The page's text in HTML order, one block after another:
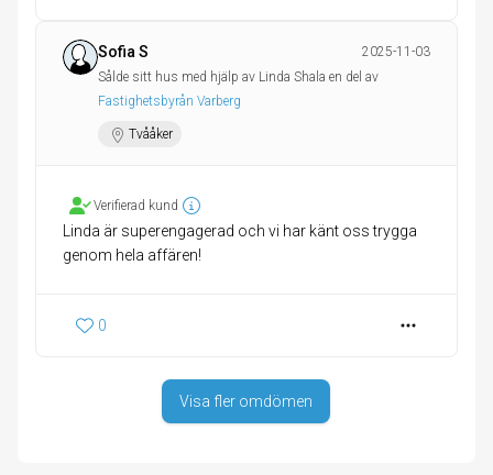
Sofia S
2025-11-03
Sålde sitt hus med hjälp av Linda Shala en del av
Fastighetsbyrån Varberg
Tvååker
Verifierad kund
Linda är superengagerad och vi har känt oss trygga
genom hela affären!
0
Visa fler omdömen